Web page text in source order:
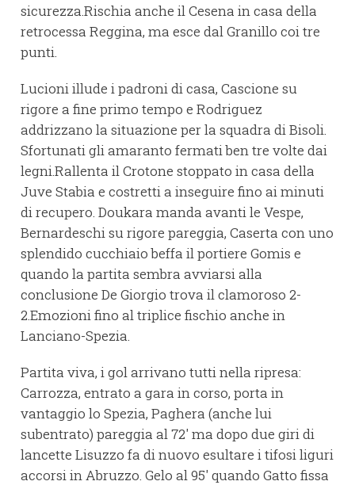
sicurezza.Rischia anche il Cesena in casa della
retrocessa Reggina, ma esce dal Granillo coi tre
punti.
Lucioni illude i padroni di casa, Cascione su
rigore a fine primo tempo e Rodriguez
addrizzano la situazione per la squadra di Bisoli.
Sfortunati gli amaranto fermati ben tre volte dai
legni.Rallenta il Crotone stoppato in casa della
Juve Stabia e costretti a inseguire fino ai minuti
di recupero. Doukara manda avanti le Vespe,
Bernardeschi su rigore pareggia, Caserta con uno
splendido cucchiaio beffa il portiere Gomis e
quando la partita sembra avviarsi alla
conclusione De Giorgio trova il clamoroso 2-
2.Emozioni fino al triplice fischio anche in
Lanciano-Spezia.
Partita viva, i gol arrivano tutti nella ripresa:
Carrozza, entrato a gara in corso, porta in
vantaggio lo Spezia, Paghera (anche lui
subentrato) pareggia al 72' ma dopo due giri di
lancette Lisuzzo fa di nuovo esultare i tifosi liguri
accorsi in Abruzzo. Gelo al 95' quando Gatto fissa